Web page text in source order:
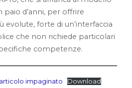
paio d’anni, per offrire
evolute, forte di un’interfaccia
che non richiede particolari
competenze.
impaginato Download